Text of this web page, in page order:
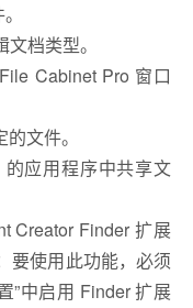
档类型。
Cabinet Pro 窗口
文件。
应用程序中共享文
Creator Finder 扩展
要使用此功能，必须
”中启用 Finder 扩展